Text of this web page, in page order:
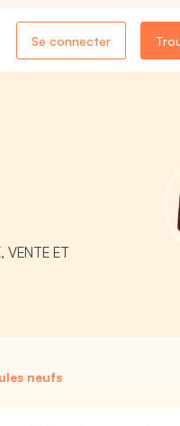
Se connecter
ET
neufs